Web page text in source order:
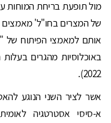
מול תופעת בריחת המוחות
של המצרים בחו"ל' מאמצים
אותם למאמצי הפיתוח של
באוכלוסיות מהגרים
2022).
אשר לציר השני הנוגע